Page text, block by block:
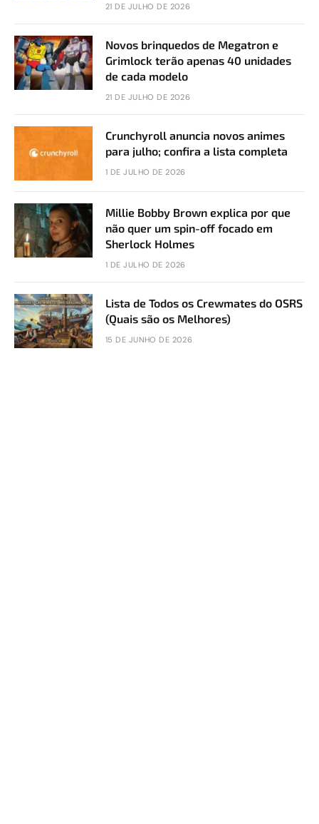
21 DE JULHO DE 2026
Novos brinquedos de Megatron e
Grimlock terão apenas 40 unidades
de cada modelo
21 DE JULHO DE 2026
Crunchyroll anuncia novos animes
para julho; confira a lista completa
1 DE JULHO DE 2026
Millie Bobby Brown explica por que
não quer um spin-off focado em
Sherlock Holmes
1 DE JULHO DE 2026
Lista de Todos os Crewmates do OSRS
(Quais são os Melhores)
15 DE JUNHO DE 2026